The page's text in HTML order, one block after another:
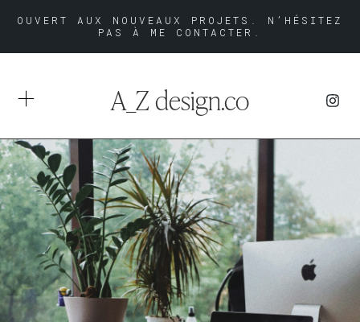
OUVERT AUX NOUVEAUX PROJETS. N’HÉSITEZ
PAS À ME CONTACTER.
A_Z design.co